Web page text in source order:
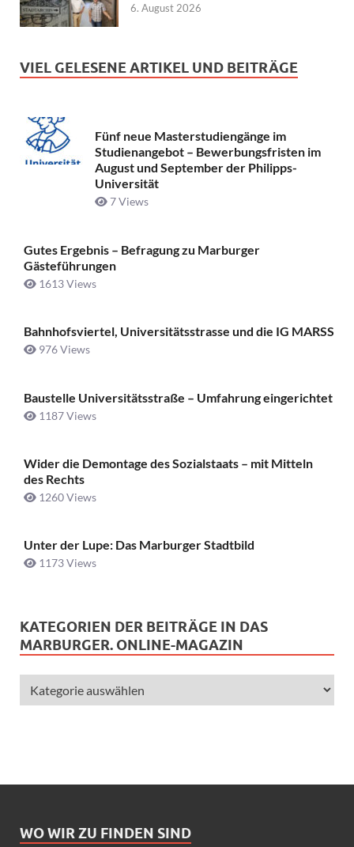
6. August 2026
VIEL GELESENE ARTIKEL UND BEITRÄGE
Fünf neue Masterstudiengänge im
Studienangebot – Bewerbungsfristen im
August und September der Philipps-
Universität
7 Views
Gutes Ergebnis – Befragung zu Marburger
Gästeführungen
1613 Views
Bahnhofsviertel, Universitätsstrasse und die IG MARSS
976 Views
Baustelle Universitätsstraße ­– Umfahrung eingerichtet
1187 Views
Wider die Demontage des Sozialstaats – mit Mitteln
des Rechts
1260 Views
Unter der Lupe: Das Marburger Stadtbild
1173 Views
KATEGORIEN DER BEITRÄGE IN DAS
MARBURGER. ONLINE-MAGAZIN
WO WIR ZU FINDEN SIND